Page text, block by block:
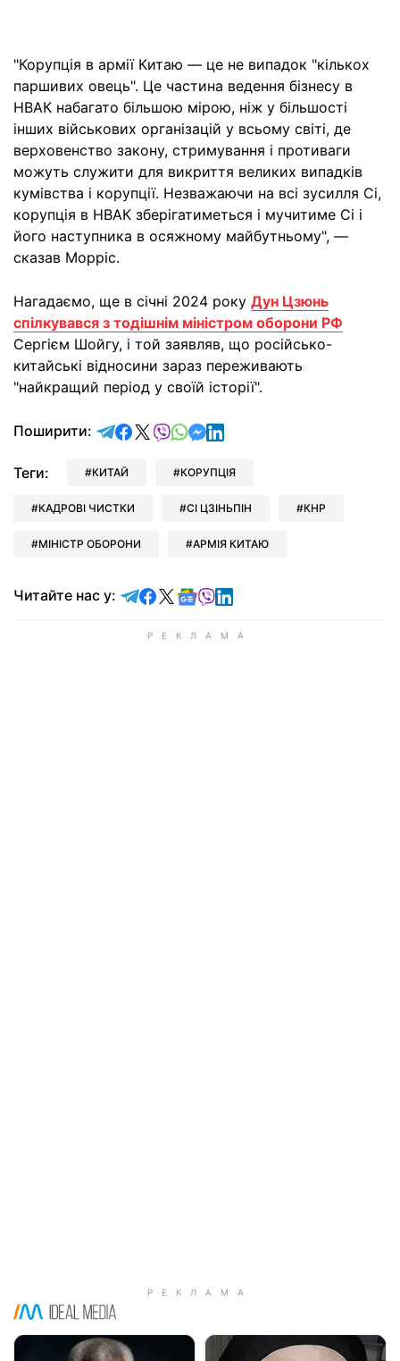
"Корупція в армії Китаю — це не випадок "кількох
паршивих овець". Це частина ведення бізнесу в
НВАК набагато більшою мірою, ніж у більшості
інших військових організацій у всьому світі, де
верховенство закону, стримування і противаги
можуть служити для викриття великих випадків
кумівства і корупції. Незважаючи на всі зусилля Сі,
корупція в НВАК зберігатиметься і мучитиме Сі і
його наступника в осяжному майбутньому", —
сказав Морріс.
Нагадаємо, ще в січні 2024 року Дун Цзюнь
спілкувався з тодішнім міністром оборони РФ
Сергієм Шойгу, і той заявляв, що російсько-
китайські відносини зараз переживають
"найкращий період у своїй історії".
Поширити: відправити у Telegram
поділитись у Facebook
поділитись у X
відправити у Viber
відправити у Whatsapp
відправити у Messenger
відправити у LinkedIn
Теги: КИТАЙ КОРУПЦІЯ
КАДРОВІ ЧИСТКИ СІ ЦЗІНЬПІН КНР
МІНІСТР ОБОРОНИ АРМІЯ КИТАЮ
Читайте нас у: Читайте у Telegram
Читайте у Facebook
Читайте у X
Читайте у Google news
Читайте у Viber
Читайте у LinkedIn